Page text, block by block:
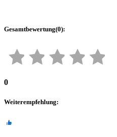
Gesamtbewertung(0):
0
Weiterempfehlung: